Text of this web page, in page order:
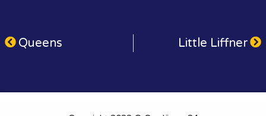
Queens Little Liffner